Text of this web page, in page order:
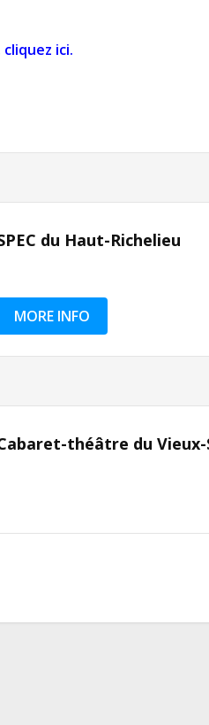
cliquez ici.
du Haut-Richelieu
MORE INFO
théâtre du Vieux-